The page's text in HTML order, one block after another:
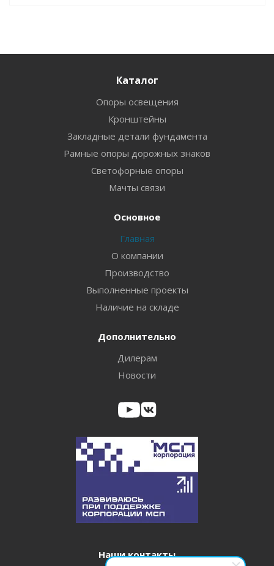
Каталог
Опоры освещения
Кронштейны
Закладные детали фундамента
Рамные опоры дорожных знаков
Светофорные опоры
Мачты связи
Основное
Главная
О компании
Производство
Выполненные проекты
Наличие на складе
Дополнительно
Дилерам
Новости
Наши контакты